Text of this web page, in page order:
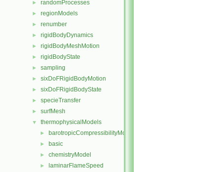
► randomProcesses
► regionModels
► renumber
► rigidBodyDynamics
► rigidBodyMeshMotion
► rigidBodyState
► sampling
► sixDoFRigidBodyMotion
► sixDoFRigidBodyState
► specieTransfer
► surfMesh
▼ thermophysicalModels
► barotropicCompressibilityModel
► basic
► chemistryModel
► laminarFlameSpeed